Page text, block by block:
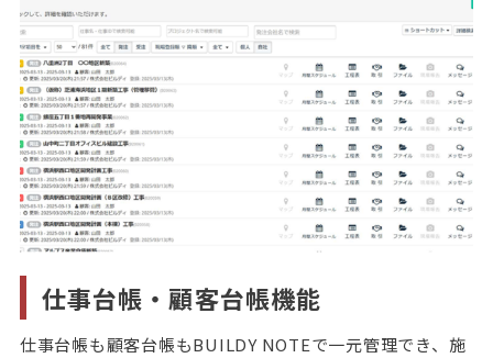
仕事台帳・顧客台帳機能
仕事台帳も顧客台帳もBUILDY NOTEで一元管理でき、施